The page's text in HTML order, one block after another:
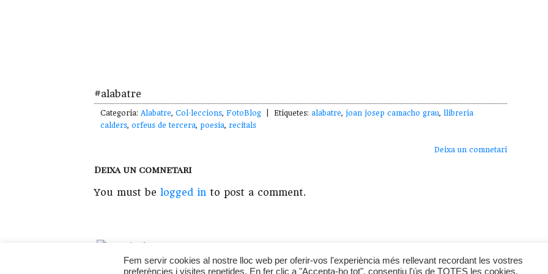
#alabatre
Categoria:Alabatre,Col·leccions, FotoBlog | Etiquetes:alabatre,joan josep camacho grau,llibreria
calders,orfeus de tercera, poesia, recitals
Deixa un comnetari
Deixa un comnetari
You must belogged in to post a comment.
Fem servir cookies al nostre lloc web per oferir-vos l'experiència més rellevant recordant les vostres
preferències i visites repetides. En fer clic a "Accepta-ho tot", consentiu l'ús de TOTES les cookies.